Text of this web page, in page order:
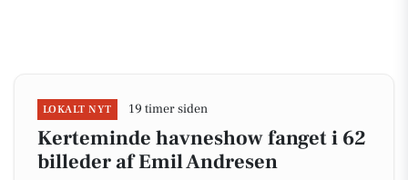
LOKALT NYT 19 timer siden
Kerteminde havneshow fanget i 62
billeder af Emil Andresen